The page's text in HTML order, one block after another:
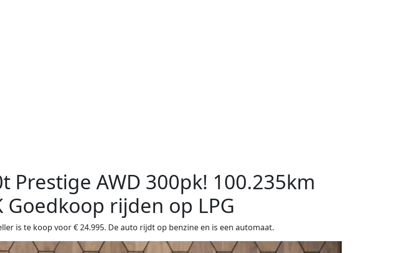
Prestige AWD 300pk! 100.235km
Goedkoop rijden op LPG
is te koop voor € 24.995. De auto rijdt op benzine en is een automaat.